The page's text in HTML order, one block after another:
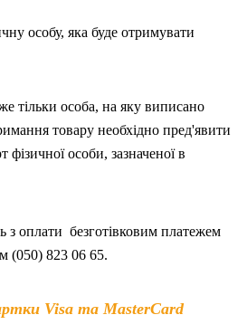
особу, яка буде отримувати
тільки особа, на яку виписано
товару необхідно пред'явити
фізичної особи, зазначеноїв
з оплати безготівковим платежем
(050) 823 06 65.
Visa та MasterCard